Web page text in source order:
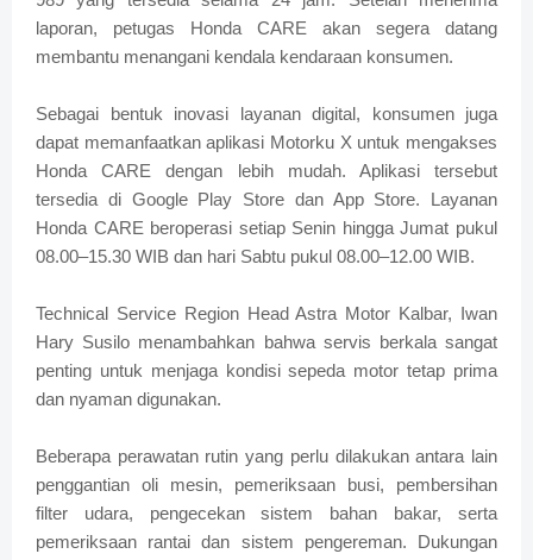
laporan, petugas Honda CARE akan segera datang
membantu menangani kendala kendaraan konsumen.
Sebagai bentuk inovasi layanan digital, konsumen juga
dapat memanfaatkan aplikasi Motorku X untuk mengakses
Honda CARE dengan lebih mudah. Aplikasi tersebut
tersedia di Google Play Store dan App Store. Layanan
Honda CARE beroperasi setiap Senin hingga Jumat pukul
08.00–15.30 WIB dan hari Sabtu pukul 08.00–12.00 WIB.
Technical Service Region Head Astra Motor Kalbar, Iwan
Hary Susilo menambahkan bahwa servis berkala sangat
penting untuk menjaga kondisi sepeda motor tetap prima
dan nyaman digunakan.
Beberapa perawatan rutin yang perlu dilakukan antara lain
penggantian oli mesin, pemeriksaan busi, pembersihan
filter udara, pengecekan sistem bahan bakar, serta
pemeriksaan rantai dan sistem pengereman. Dukungan